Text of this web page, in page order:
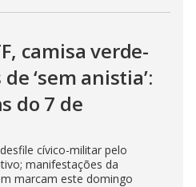
camisa verde-
‘sem anistia’:
do 7 de
cívico-militar pelo
manifestações da
marcam este domingo